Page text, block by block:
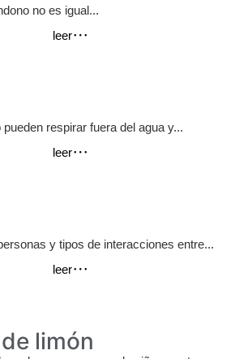
no es igual...
leer
respirar fuera del agua y...
leer
y tipos de interacciones entre...
leer
limón